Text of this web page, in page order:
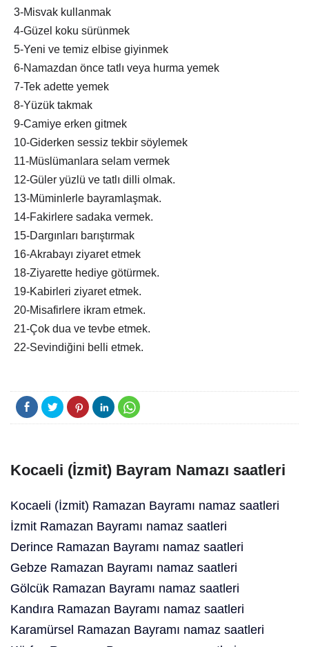
3-Misvak kullanmak
4-Güzel koku sürünmek
5-Yeni ve temiz elbise giyinmek
6-Namazdan önce tatlı veya hurma yemek
7-Tek adette yemek
8-Yüzük takmak
9-Camiye erken gitmek
10-Giderken sessiz tekbir söylemek
11-Müslümanlara selam vermek
12-Güler yüzlü ve tatlı dilli olmak.
13-Müminlerle bayramlaşmak.
14-Fakirlere sadaka vermek.
15-Dargınları barıştırmak
16-Akrabayı ziyaret etmek
18-Ziyarette hediye götürmek.
19-Kabirleri ziyaret etmek.
20-Misafirlere ikram etmek.
21-Çok dua ve tevbe etmek.
22-Sevindiğini belli etmek.
Kocaeli (İzmit) Bayram Namazı saatleri
Kocaeli (İzmit) Ramazan Bayramı namaz saatleri
İzmit Ramazan Bayramı namaz saatleri
Derince Ramazan Bayramı namaz saatleri
Gebze Ramazan Bayramı namaz saatleri
Gölcük Ramazan Bayramı namaz saatleri
Kandıra Ramazan Bayramı namaz saatleri
Karamürsel Ramazan Bayramı namaz saatleri